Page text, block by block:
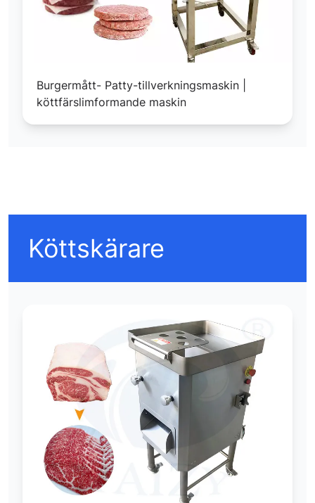
Burgermått- Patty-tillverkningsmaskin |
köttfärslimformande maskin
Köttskärare